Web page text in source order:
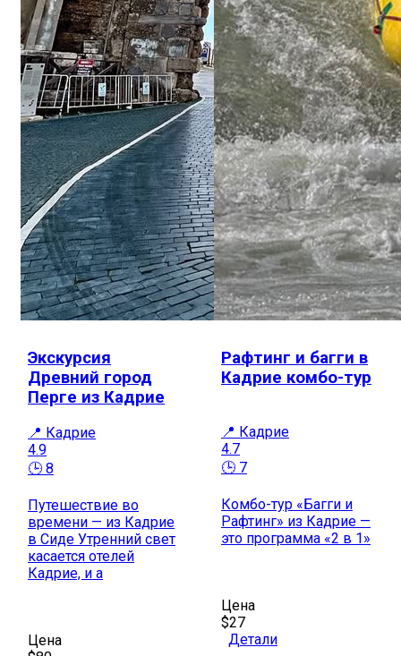
Экскурсия
Древний город
Перге из Кадрие
📍 Кадрие
4.9
🕒 8
Путешествие во
времени — из Кадрие
в Сиде Утренний свет
касается отелей
Кадрие, и а
Цена
Рафтинг и багги в
Кадрие комбо-тур
📍 Кадрие
4.7
🕒 7
Комбо-тур «Багги и
Рафтинг» из Кадрие —
это программа «2 в 1»
Цена
$27
Детали